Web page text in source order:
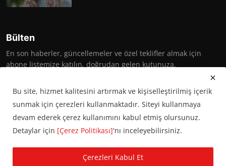
Bülten
En son haberler, güncellemeler ve özel teklifler almak için
abone listemize katılın, doğrudan gelen kutunuza.
Abone Ol
KVKK Aydınlatma Metni
Bu site, hizmet kalitesini artırmak ve kişiselleştirilmiş içerik
sunmak için çerezleri kullanmaktadır. Siteyi kullanmaya
devam ederek çerez kullanımını kabul etmiş olursunuz.
Detaylar için [Çerez Politikası]'nı inceleyebilirsiniz.
Çerezleri Kabul Et